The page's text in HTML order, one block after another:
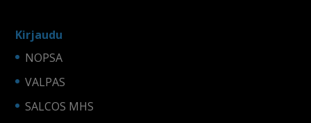
Kirjaudu
NOPSA
VALPAS
SALCOS MHS